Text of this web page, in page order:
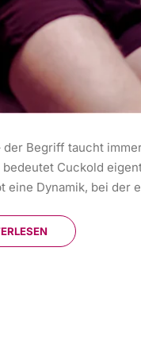
der Begriff taucht
bedeutet Cuckold
eine Dynamik, bei der